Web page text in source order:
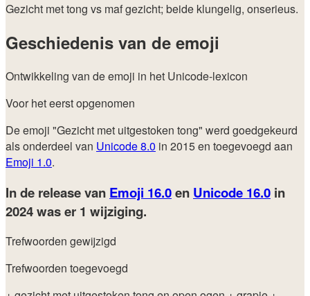
Gezicht met tong vs maf gezicht; beide klungelig, onserieus.
Geschiedenis van de emoji
Ontwikkeling van de emoji in het Unicode-lexicon
Voor het eerst opgenomen
De emoji "Gezicht met uitgestoken tong" werd goedgekeurd
als onderdeel van Unicode 8.0 in 2015 en toegevoegd aan
Emoji 1.0.
In de release van Emoji 16.0en Unicode 16.0 in
2024was er 1 wijziging.
Trefwoorden gewijzigd
Trefwoorden toegevoegd